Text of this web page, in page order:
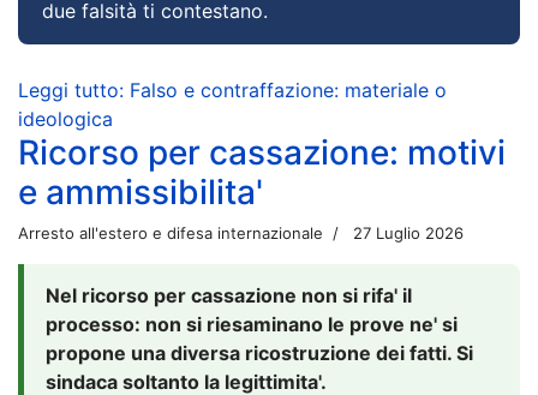
due falsità ti contestano.
Leggi tutto: Falso e contraffazione: materiale o
ideologica
Ricorso per cassazione: motivi
e ammissibilita'
Arresto all'estero e difesa internazionale 27 Luglio 2026
Nel ricorso per cassazione non si rifa' il
processo: non si riesaminano le prove ne' si
propone una diversa ricostruzione dei fatti. Si
sindaca soltanto la legittimita'.